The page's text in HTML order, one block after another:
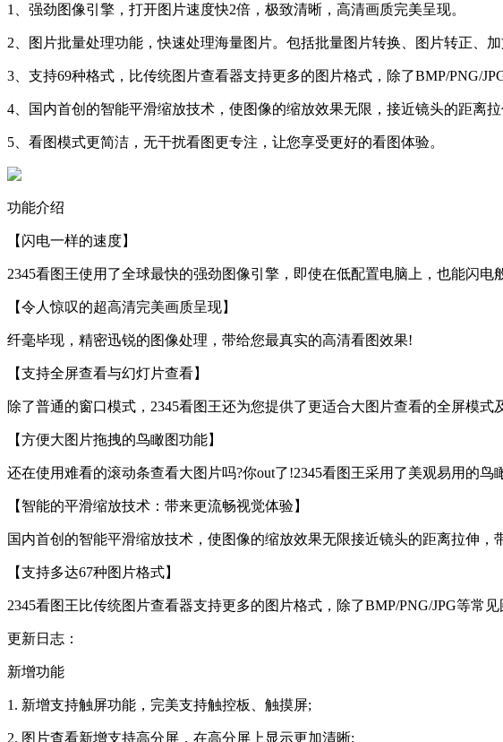
1、强劲图像引擎，打开图片速度快2倍，极致清晰，高清画质完美呈现。
2、图片批量处理功能，快速处理海量图片。包括批量图片转换、图片转正、加
3、支持69种格式，比传统图片查看器支持更多的图片格式，除了BMP/PNG/
4、国内首创的智能平滑缩放技术，使图像的缩放效果无限，接近镜头的距离
5、看图模式更简洁，无干扰看图更专注，让您享受更好的看图体验。
功能介绍
【闪电一样的速度】
2345看图王使用了全球最快的强劲图像引擎，即使在低配置电脑上，也能闪电
【令人惊叹的超高清完美画质呈现】
纤毫毕现，精密迅锐的图像处理，带给您最真实的高清看图效果!
【支持全屏查看与幻灯片查看】
除了普通的窗口模式，2345看图王还为您提供了更适合大图片查看的全屏模
【方便大图片拖拽的鸟瞰图功能】
还在使用难看的滚动条查看大图片吗?你out了!2345看图王采用了美观易用的
【智能的平滑缩放技术：带来更流畅视觉体验】
国内首创的智能平滑缩放技术，使图像的缩放效果无限接近镜头的距离拉伸，
【支持多达67种图片格式】
2345看图王比传统图片查看器支持更多的图片格式，除了BMP/PNG/JPG等常
更新日志：
新增功能
1. 新增支持触屏功能，完美支持触控板、触摸屏;
2. 图片查看新增支持高分屏，在高分屏上显示更加清晰;